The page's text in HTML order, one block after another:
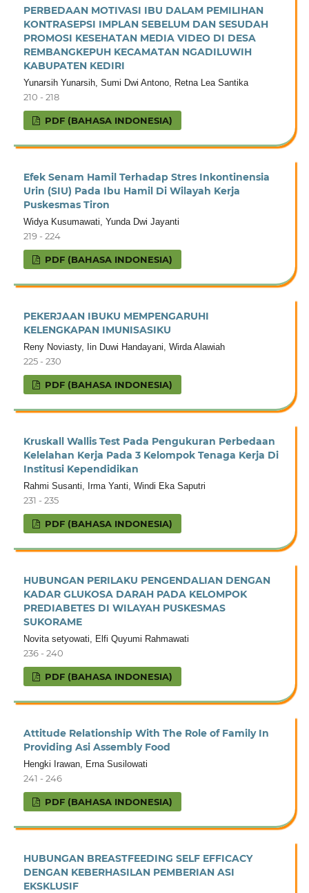
PERBEDAAN MOTIVASI IBU DALAM PEMILIHAN
KONTRASEPSI IMPLAN SEBELUM DAN SESUDAH
PROMOSI KESEHATAN MEDIA VIDEO DI DESA
REMBANGKEPUH KECAMATAN NGADILUWIH
KABUPATEN KEDIRI
Yunarsih Yunarsih, Sumi Dwi Antono, Retna Lea Santika
210 - 218
PDF (BAHASA INDONESIA)
Efek Senam Hamil Terhadap Stres Inkontinensia
Urin (SIU) Pada Ibu Hamil Di Wilayah Kerja
Puskesmas Tiron
Widya Kusumawati, Yunda Dwi Jayanti
219 - 224
PDF (BAHASA INDONESIA)
PEKERJAAN IBUKU MEMPENGARUHI
KELENGKAPAN IMUNISASIKU
Reny Noviasty, Iin Duwi Handayani, Wirda Alawiah
225 - 230
PDF (BAHASA INDONESIA)
Kruskall Wallis Test Pada Pengukuran Perbedaan
Kelelahan Kerja Pada 3 Kelompok Tenaga Kerja Di
Institusi Kependidikan
Rahmi Susanti, Irma Yanti, Windi Eka Saputri
231 - 235
PDF (BAHASA INDONESIA)
HUBUNGAN PERILAKU PENGENDALIAN DENGAN
KADAR GLUKOSA DARAH PADA KELOMPOK
PREDIABETES DI WILAYAH PUSKESMAS
SUKORAME
Novita setyowati, Elfi Quyumi Rahmawati
236 - 240
PDF (BAHASA INDONESIA)
Attitude Relationship With The Role of Family In
Providing Asi Assembly Food
Hengki Irawan, Erna Susilowati
241 - 246
PDF (BAHASA INDONESIA)
HUBUNGAN BREASTFEEDING SELF EFFICACY
DENGAN KEBERHASILAN PEMBERIAN ASI
EKSKLUSIF